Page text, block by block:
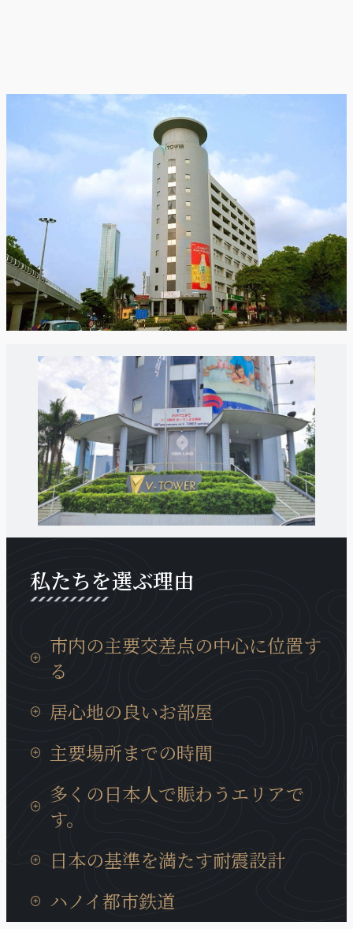
私たちを選ぶ理由
市内の主要交差点の中心に位置す
る
タンロン工業団地までの移動時間は15分、イノバイ
国際空港までは30分と通勤等にも非常に便利な場所
居心地の良いお部屋
日本製の設備が充実していて、ベトナムに居ても、
日本の我が家の居心地に癒やされます。
主要場所までの時間
タンロン工業団地までの移動時間は15分、イノバイ
国際空港までは30分と通勤等にも非常に便利な場所
に位置しております。
多くの日本人で賑わうエリアで
す。
近くには多くの日系企業も、キムマー通り、ダオタ
ン通りに集まっています。また、周辺には多様な商
宅街にも近いロケーションです。
日本の基準を満たす耐震設計
ハノイの建造物では非常にめずらいい耐震構造のビ
ルディングで、安心に宿泊できます。
ハノイ都市鉄道